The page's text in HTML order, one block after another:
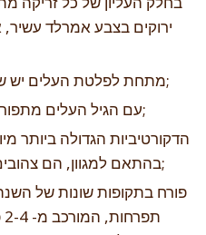
מתחת לפלטת העלים יש שני תתינים בצורת קוצים;
עם הגיל העלים מתפוררים, אך הקוצים נותרים;
הדקורטיביות הגדולה ביותר
בהתאם למגוון, הם צהובים, לימון, ארגמן או כתום;
פורח בתקופות שונות של